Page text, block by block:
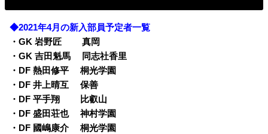
◆2021年4月の新入部員予定者一覧
・GK 岩野匠 真岡
・GK 吉田魁馬 同志社香里
・DF 熱田修平 桐光学園
・DF 井上晴互 保善
・DF 平手翔 比叡山
・DF 盛田荘也 神村学園
・DF 國嶋康介 桐光学園